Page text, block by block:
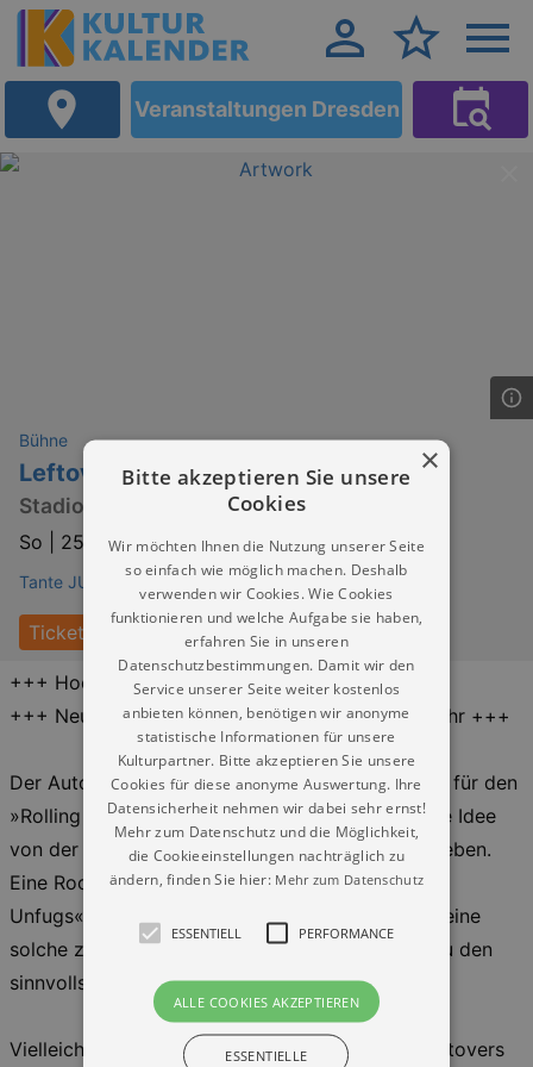
Veranstaltungen Dresden
Bühne
Leftovers
Stadion Tour 2026
So | 25.10.2026 | 20:00
Tante JU Liveclub Dresden
Tickets
+++ Hochverlegt in den beatpol +++
+++ Neue Zeiten: Einlass 19:00 | Beginn 20:00 Uhr +++
Der Autor Eric Pfeil hat kürzlich in einer Kolumne für den
»Rolling Stone« ein Hohelied auf die romantische Idee
von der Band als Gang aus Freund:innen geschrieben.
Eine Rockband, so Pfeil, sei eine »Brutstätte des
Unfugs« mit »irrlichternden Ambitionen«, selbst eine
solche zu gründen, zähle »für junge Menschen zu den
sinnvollsten Unternehmungen überhaupt.«
Vielleicht hat Eric Pfeil ja an die Wiener Band Leftovers
×
Bitte akzeptieren Sie unsere
Cookies
Wir möchten Ihnen die Nutzung unserer Seite
so einfach wie möglich machen. Deshalb
verwenden wir Cookies. Wie Cookies
funktionieren und welche Aufgabe sie haben,
erfahren Sie in unseren
Datenschutzbestimmungen. Damit wir den
Service unserer Seite weiter kostenlos
anbieten können, benötigen wir anonyme
statistische Informationen für unsere
Kulturpartner. Bitte akzeptieren Sie unsere
Cookies für diese anonyme Auswertung. Ihre
Datensicherheit nehmen wir dabei sehr ernst!
Mehr zum Datenschutz und die Möglichkeit,
die Cookieeinstellungen nachträglich zu
ändern, finden Sie hier: Mehr zum Datenschutz
ESSENTIELL PERFORMANCE
ALLE COOKIES AKZEPTIEREN
ESSENTIELLE